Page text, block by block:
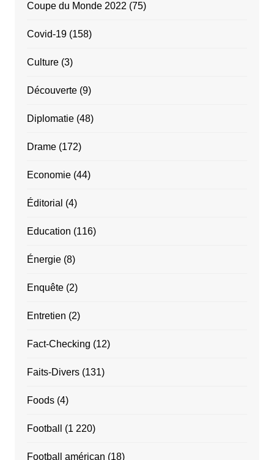
Coupe du Monde 2022 (75)
Covid-19(158)
Culture(3)
Découverte(9)
Diplomatie(48)
Drame(172)
Economie(44)
Éditorial (4)
Education (116)
Énergie(8)
Enquête(2)
Entretien (2)
Fact-Checking (12)
Faits-Divers(131)
Foods(4)
Football (1 220)
Football américan (18)